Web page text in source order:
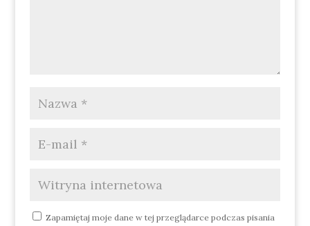
Zapamiętaj moje dane w tej przeglądarce podczas pisania